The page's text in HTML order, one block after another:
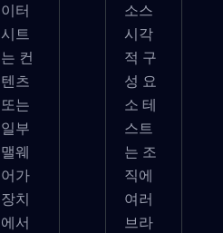
이터
시트
는 컨
텐츠
또는
일부
맬웨
어가
장치
에서
소스
시각
적 구
성 요
소 테
스트
는 조
직에
여러
브라